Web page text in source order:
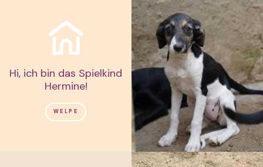
Hi, ich bin das Spielkind
Hermine!
WELPE